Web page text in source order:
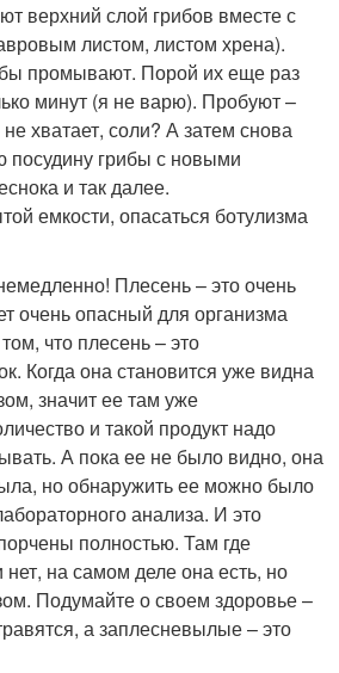
верхний слой грибов вместе с
листом, листом хрена).
промывают. Порой их еще раз
минут (я не варю). Пробуют –
хватает, соли? А затем снова
посудину грибы с новыми
и так далее.
емкости, опасаться ботулизма
Плесень – это очень
очень опасный для организма
что плесень – это
Когда она становится уже видна
значит ее там уже
и такой продукт надо
А пока ее не было видно, она
но обнаружить ее можно было
анализа. И это
полностью. Там где
нет, на самом деле она есть, но
Подумайте о своем здоровье –
а заплесневылые – это